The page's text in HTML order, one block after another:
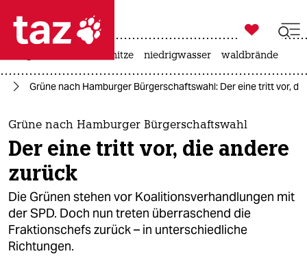
 taz zahl ich
taz zahl ich
themen
politik
öko
gesellschaft
kultur

taz zahl ich
hitze niedrigwasser waldbrände
Grüne nach Hamburger Bürgerschaftswahl: Der eine tritt vor,
Grüne nach Hamburger Bürgerschaftswahl
Der eine tritt vor, die andere
zurück
Die Grünen stehen vor Koalitionsverhandlungen mit
der SPD. Doch nun treten überraschend die
Fraktionschefs zurück – in unterschiedliche
Richtungen.